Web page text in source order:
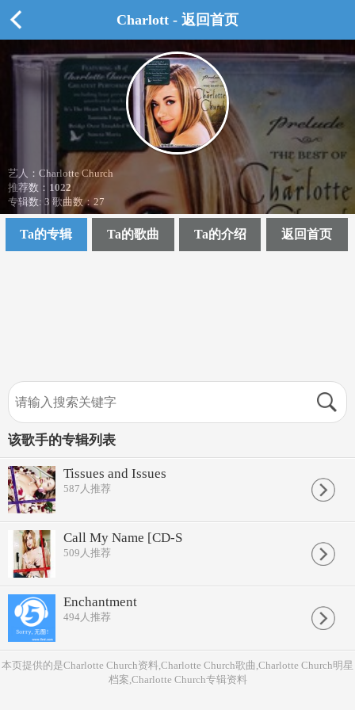
Charlott - 返回首页
艺人：Charlotte Church
推荐数： 1022
专辑数: 3 歌曲数：27
Ta的专辑 Ta的歌曲 Ta的介绍 返回首页
该歌手的专辑列表
Tissues and Issues
587 人推荐
Call My Name [CD-S
509 人推荐
Enchantment
494人推荐
本页提供的是Charlotte Church资料,Charlotte Church歌曲,Charlotte Church明星
档案,Charlotte Church专辑资料